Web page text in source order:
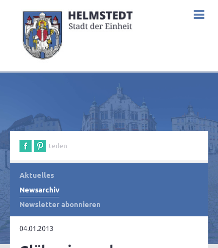
teilen
Aktuelles
Newsarchiv
Newsletter abonnieren
04.01.2013